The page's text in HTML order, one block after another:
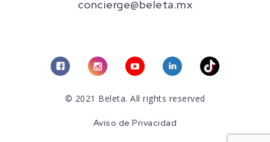
concierge@beleta.mx
© 2021 Beleta. All rights reserved
Aviso de Privacidad